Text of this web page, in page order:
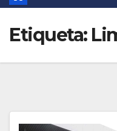
Etiqueta: